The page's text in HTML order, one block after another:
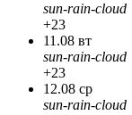
sun-rain-cloud
+23
11.08 вт
sun-rain-cloud
+23
12.08 ср
sun-rain-cloud